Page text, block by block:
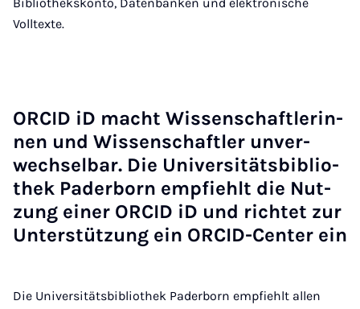
Volltexte.
OR­CID iD macht Wis­sen­schaft­le­rin­
nen und Wis­sen­schaft­ler un­ver­
wech­sel­bar. Die Uni­ver­si­täts­bi­blio­
thek Pa­der­born emp­fiehlt die Nut­
zung ei­ner OR­CID iD und rich­tet zur
Un­ter­stüt­zung ein OR­CID-Cen­ter ein
Die Universitätsbibliothek Paderborn empfiehlt allen